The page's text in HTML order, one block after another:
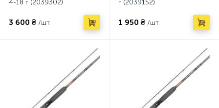
4-18 г (2039302)
3 600 ₴ /шт.
г (2039152)
1 950 ₴ /шт.